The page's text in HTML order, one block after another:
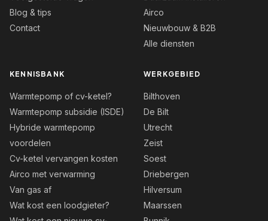
Blog & tips
Contact
Airco
Nieuwbouw & B2B
Alle diensten
KENNISBANK
Warmtepomp of cv-ketel?
Warmtepomp subsidie (ISDE)
Hybride warmtepomp
voordelen
Cv-ketel vervangen kosten
Airco met verwarming
Van gas af
Wat kost een loodgieter?
WERKGEBIED
Bilthoven
De Bilt
Utrecht
Zeist
Soest
Driebergen
Hilversum
Maarssen